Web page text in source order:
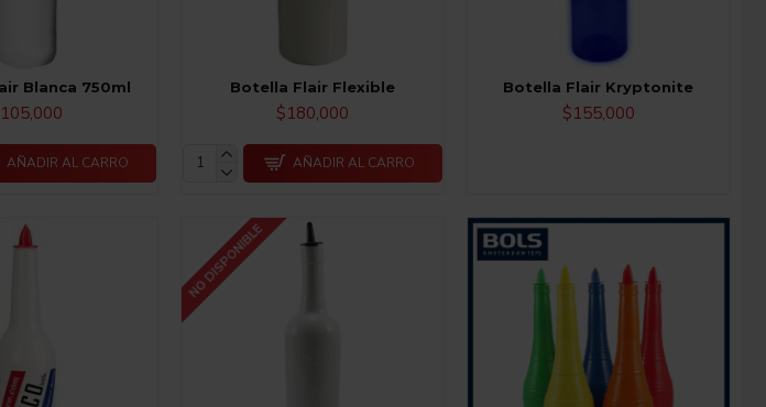
Blanca 750ml
AÑADIR AL CARRO
Botella Flair Flexible
$180,000
AÑADIR AL CARRO
Botella Flair Kryptonite
$155,000
NO DISPONIBLE